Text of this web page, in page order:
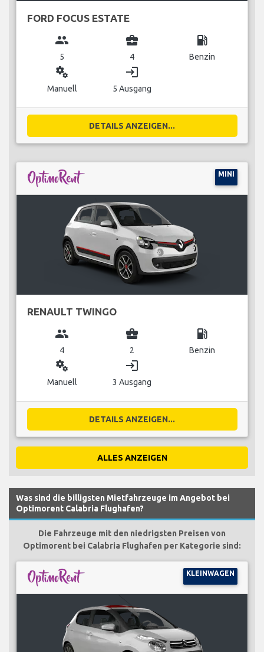
FORD FOCUS ESTATE
group
5
business_center
4
local_gas_station
Benzin
miscellaneous_services
Manuell
login
5 Ausgang
DETAILS ANZEIGEN...
MINI
RENAULT TWINGO
group
4
business_center
2
local_gas_station
Benzin
miscellaneous_services
Manuell
login
3 Ausgang
DETAILS ANZEIGEN...
ALLES ANZEIGEN
Was sind die billigsten Mietfahrzeuge im Angebot bei
Optimorent Calabria Flughafen?
Die Fahrzeuge mit den niedrigsten Preisen von
Optimorent bei Calabria Flughafen per Kategorie sind:
KLEINWAGEN